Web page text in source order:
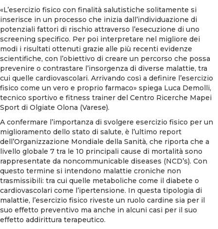
«L’esercizio fisico con finalità salutistiche solitamente si
inserisce in un processo che inizia dall’individuazione di
potenziali fattori di rischio attraverso l’esecuzione di uno
screening specifico. Per poi interpretare nel migliore dei
modi i risultati ottenuti grazie alle più recenti evidenze
scientifiche, con l’obiettivo di creare un percorso che possa
prevenire o contrastare l’insorgenza di diverse malattie, tra
cui quelle cardiovascolari. Arrivando così a definire l’esercizio
fisico come un vero e proprio farmaco» spiega Luca Demolli,
tecnico sportivo e fitness trainer del Centro Ricerche Mapei
Sport di Olgiate Olona (Varese).
A confermare l’importanza di svolgere esercizio fisico per un
miglioramento dello stato di salute, è l’ultimo report
dell’Organizzazione Mondiale della Sanità, che riporta che a
livello globale 7 tra le 10 principali cause di mortalità sono
rappresentate da noncommunicable diseases (NCD’s). Con
questo termine si intendono malattie croniche non
trasmissibili: tra cui quelle metaboliche come il diabete o
cardiovascolari come l’ipertensione. In questa tipologia di
malattie, l’esercizio fisico riveste un ruolo cardine sia per il
suo effetto preventivo ma anche in alcuni casi per il suo
effetto addirittura terapeutico.